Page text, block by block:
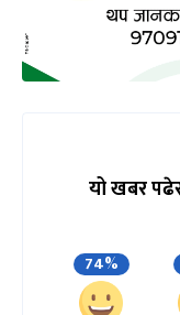
यो खबर
74%